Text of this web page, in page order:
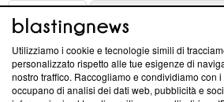
ABOUT
Questa sezione offre informazioni
News, sui nostri processi editoriali e su
creare news di qualità. Inoltre, afferma la
Utilizziamo i cookie e tecnologie simili di
personalizzato rispetto alle tue esigenze di
nostro traffico. Raccogliamo e condividiamo con i
occupano di analisi dei dati web, pubblicità e